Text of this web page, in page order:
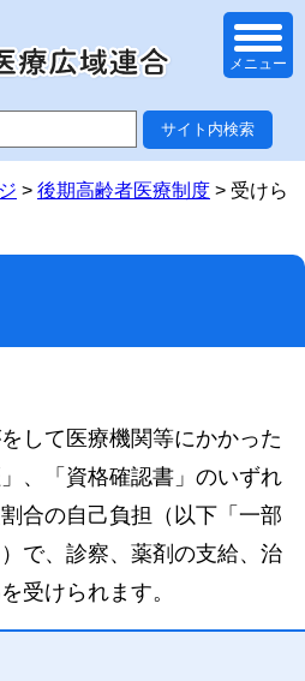
メニュー
> 後期高齢者医療制度 > 受けら
して医療機関等にかかった
、「資格確認書」のいずれ
合の自己負担（以下「一部
で、診察、薬剤の支給、治
受けられます。